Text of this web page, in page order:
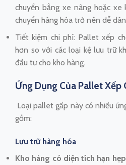
chuyển bằng xe nâng hoặc xe
chuyển hàng hóa trở nên dễ
Tiết kiệm chi phí: Pallet xếp
hơn so với các loại kệ lưu trữ
đầu tư cho kho hàng.
Ứng Dụng Của Pallet Xếp
Loại pallet gấp này có nhiều
gồm:
Lưu trữ hàng hóa
Kho hàng có diện tích hạn